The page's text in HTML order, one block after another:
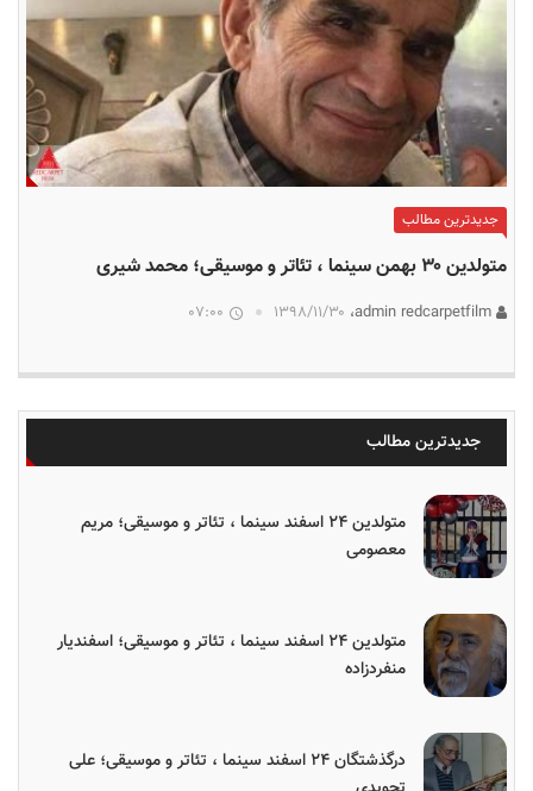
جدیدترین مطالب
متولدین ۳۰ بهمن سینما ، تئاتر و موسیقی؛ محمد شیری
۱۳۹۸/۱۱/۳۰ 07:00
جدیدترین مطالب
متولدین ۲۴ اسفند سینما ، تئاتر و موسیقی؛ مریم
معصومی
متولدین ۲۴ اسفند سینما ، تئاتر و موسیقی؛ اسفندیار
منفردزاده
درگذشتگان ۲۴ اسفند سینما ، تئاتر و موسیقی؛ علی